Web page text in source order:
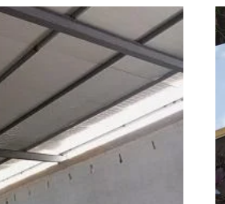
للأسقف
والمستودعات
جدة
2023